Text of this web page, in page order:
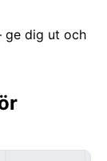
ge dig ut och